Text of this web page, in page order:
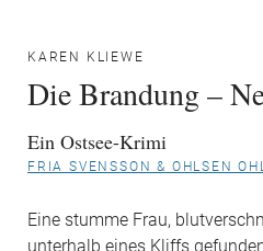
KAREN KLIEWE
Die Brandung –
Ein Ostsee-Krimi
FRIA SVENSSON & OHLSEN
Eine stumme Frau,
unterhalb eines Kliffs